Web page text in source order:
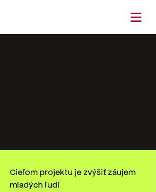
Cieľom projektu je zvýšiť záujem
mladých ľudí